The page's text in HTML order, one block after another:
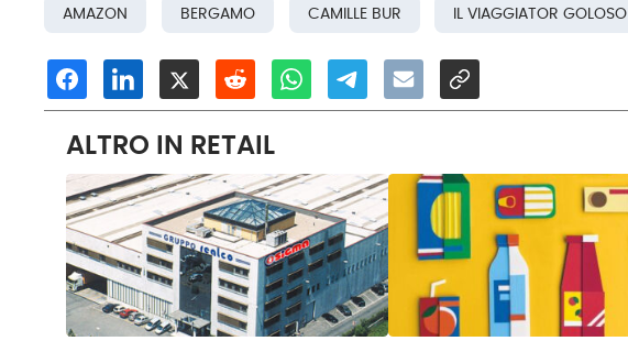
AMAZON BERGAMO CAMILLE BUR IL VIAGGIATOR GOLOSO
ALTRO IN RETAIL